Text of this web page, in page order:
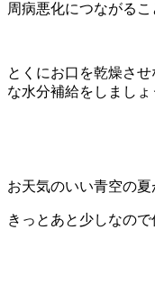
周病悪化につながるこ
とくにお口を乾燥さ
な水分補給をしましょ
お天気のいい青空の夏
きっとあと少しなの